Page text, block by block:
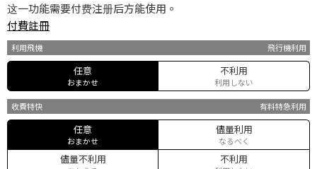
这一功能需要付费注册后方能使用。
付費註冊
利用飛機 飛行機利用
任意
おまかせ
不利用
利用しない
收費特快 有料特急利用
任意
おまかせ
儘量利用
なるべく
儘量不利用 不利用